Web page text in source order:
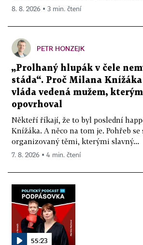
8. 8. 2026 ▪ 3 min. čtení
PETR HONZEJK
„Prolhaný hlupák v čele
stáda“. Proč Milana
vláda vedená mužem,
opovrhoval
Někteří říkají, že to byl poslední
Knížáka. A něco na tom je. Pohřeb
organizovaný těmi, kterými slavný...
7. 8. 2026 ▪ 4 min. čtení
55:23